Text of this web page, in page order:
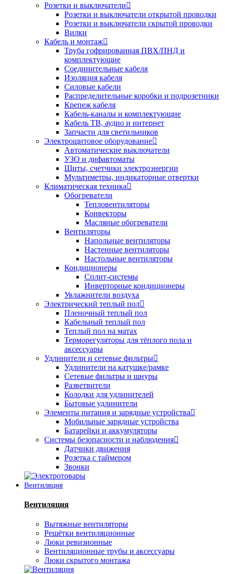
Розетки и выключатели
Розетки и выключатели открытой проводки
Розетки и выключатели скрытой проводки
Вилки
Кабель и монтаж
Труба гофрированная ПВХ/ПНД и
комплектующие
Соединительные кабеля
Изоляция кабеля
Силовые кабели
Распределительные коробки и подрозетники
Крепеж кабеля
Кабель-каналы и комплектующие
Кабель ТВ, аудио и интернет
Запчасти для светильников
Электрощитовое оборудование
Автоматические выключатели
УЗО и дифавтоматы
Щиты, счетчики электроэнергии
Мультиметры, индикаторные отвертки
Климатическая техника
Обогреватели
Тепловентиляторы
Конвекторы
Масляные обогреватели
Вентиляторы
Напольные вентиляторы
Настенные вентиляторы
Настольные вентиляторы
Кондиционеры
Сплит-системы
Инверторные кондиционеры
Увлажнители воздуха
Электрический теплый пол
Пленочный теплый пол
Кабельный теплый пол
Теплый пол на матах
Терморегуляторы для тёплого пола и
аксессуары
Удлинители и сетевые фильтры
Удлинители на катушке/рамке
Сетевые фильтры и шнуры
Разветвители
Колодки для удлинителей
Бытовые удлинители
Элементы питания и зарядные устройства
Мобильные зарядные устройства
Батарейки и аккумуляторы
Системы безопасности и наблюдения
Датчики движения
Розетка с таймером
Звонки
Вентиляция
Вентиляция
Вытяжные вентиляторы
Решётки вентиляционные
Люки ревизионные
Вентиляционные трубы и аксессуары
Люки скрытого монтажа